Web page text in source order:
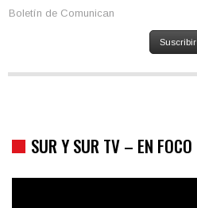
Boletín de Comunican
Suscribir
SUR Y SUR TV – EN FOCO